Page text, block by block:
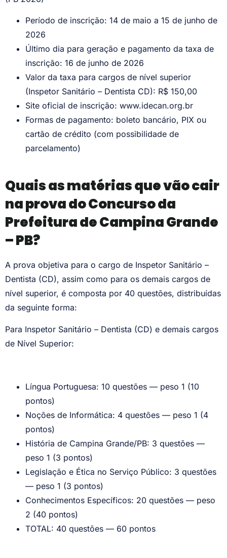
Período de inscrição: 14 de maio a 15 de junho de
2026
Último dia para geração e pagamento da taxa de
inscrição: 16 de junho de 2026
Valor da taxa para cargos de nível superior
(Inspetor Sanitário – Dentista CD): R$ 150,00
Site oficial de inscrição: www.idecan.org.br
Formas de pagamento: boleto bancário, PIX ou
cartão de crédito (com possibilidade de
parcelamento)
Quais as matérias que vão cair
na prova do Concurso da
Prefeitura de Campina Grande
– PB?
A prova objetiva para o cargo de Inspetor Sanitário –
Dentista (CD), assim como para os demais cargos de
nível superior, é composta por 40 questões, distribuídas
da seguinte forma:
Para Inspetor Sanitário – Dentista (CD) e demais cargos
de Nível Superior:
Língua Portuguesa: 10 questões — peso 1 (10
pontos)
Noções de Informática: 4 questões — peso 1 (4
pontos)
História de Campina Grande/PB: 3 questões —
peso 1 (3 pontos)
Legislação e Ética no Serviço Público: 3 questões
— peso 1 (3 pontos)
Conhecimentos Específicos: 20 questões — peso
2 (40 pontos)
TOTAL: 40 questões — 60 pontos